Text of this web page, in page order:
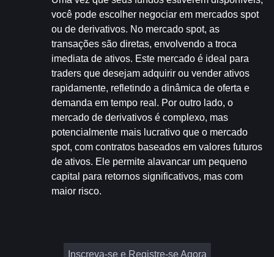
você pode escolher negociar em mercados spot
ou de derivativos. No mercado spot, as
transações são diretas, envolvendo a troca
imediata de ativos. Este mercado é ideal para
traders que desejam adquirir ou vender ativos
rapidamente, refletindo a dinâmica de oferta e
demanda em tempo real. Por outro lado, o
mercado de derivativos é complexo, mas
potencialmente mais lucrativo que o mercado
spot, com contratos baseados em valores futuros
de ativos. Ele permite alavancar um pequeno
capital para retornos significativos, mas com
maior risco.
Inscreva-se e Registre-se Agora